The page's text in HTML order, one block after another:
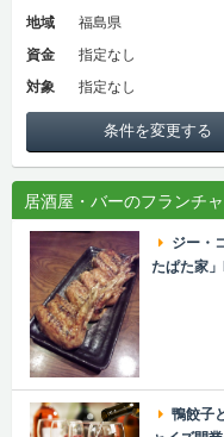
地域
福島県
資金
指定なし
対象
指定なし
条件を変更する
居酒屋・バーのフランチ
ジー・
たぱた家
鴨餃子